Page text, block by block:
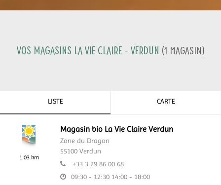
Vos magasins La Vie Claire - Verdun (1 Magasin)
LISTE CARTE
1.03 km
Magasin bio La Vie Claire Verdun
Zone du Dragon
55100 Verdun
+33 3 29 86 00 68
09:30 - 12:30 14:00 - 18:00